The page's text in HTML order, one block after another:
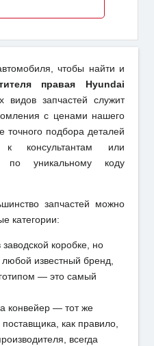
чтобы найти и
правая Hyundai
видов запчастей служит
с ценами нашего
точного подбора деталей
к консультантам или
по уникальному коду
запчастей можно
категории:
коробке, но
известный бренд,
— это самый
конвейер — тот же
как правило,
всегда